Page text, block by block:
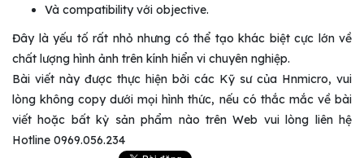
Và compatibility với objective.
Đây là yếu tố rất nhỏ nhưng có thể tạo khác biệt cực lớn về
chất lượng hình ảnh trên kính hiển vi chuyên nghiệp.
Bài viết này được thực hiện bởi các Kỹ sư của Hnmicro, vui
lòng không copy dưới mọi hình thức, nếu có thắc mắc về bài
viết hoặc bất kỳ sản phẩm nào trên Web vui lòng liên hệ
Hotline 0969.056.234